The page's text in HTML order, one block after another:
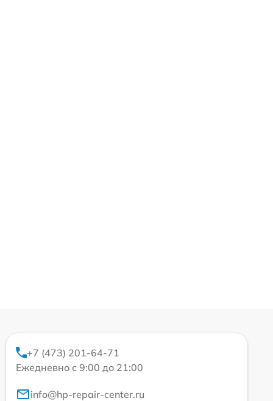
+7 (473) 201-64-71
Ежедневно с 9:00 до 21:00
info@hp-repair-center.ru